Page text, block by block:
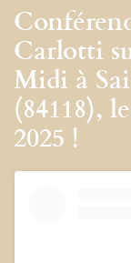
Carlotti
Midi à
(84118),
2025 !